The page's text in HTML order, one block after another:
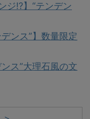
ジ!?】“テンデン
ンス”】数量限定
ス”大理石風の文